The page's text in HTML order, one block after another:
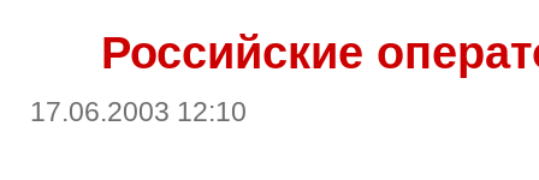
Российские
17.06.2003 12:10